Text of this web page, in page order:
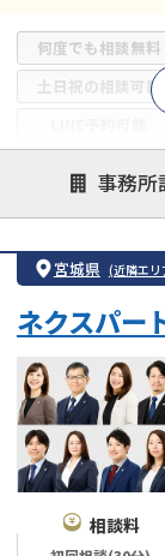
何度でも相談無料
土日祝の相談可能
借金返済相談・
個人再生
会社破産・法人
カードローン
事務所
宮城県 (近隣エリ
ネクスパー
相談料